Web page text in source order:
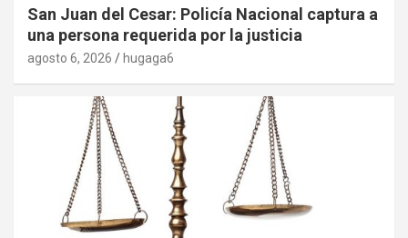
San Juan del Cesar: Policía Nacional captura a
una persona requerida por la justicia
agosto 6, 2026 hugaga6